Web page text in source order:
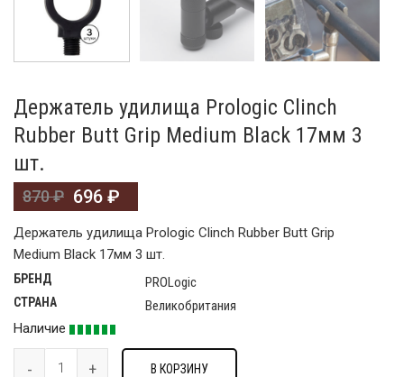
Держатель удилища Prologic Clinch
Rubber Butt Grip Medium Black 17мм 3
шт.
870₽ 696 ₽
Держатель удилища Prologic Clinch Rubber Butt Grip
Medium Black 17мм 3 шт.
БРЕНД PROLogic
СТРАНА
Великобритания
Наличие
В КОРЗИНУ